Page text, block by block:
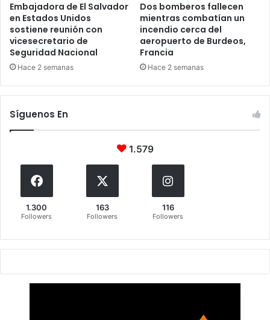
Embajadora de El Salvador
en Estados Unidos
sostiene reunión con
vicesecretario de
Seguridad Nacional
Hace 2 semanas
Dos bomberos fallecen
mientras combatían un
incendio cerca del
aeropuerto de Burdeos,
Francia
Hace 2 semanas
Síguenos En
1.579
1.300
Followers
163
Followers
116
Followers